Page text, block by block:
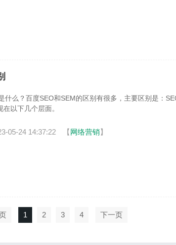
什么？百度SEO和SEM的区别有很多，主要区别是：
以下几个层面。
05-24 14:37:22 【网络营销】
1 2 3 4 下一页